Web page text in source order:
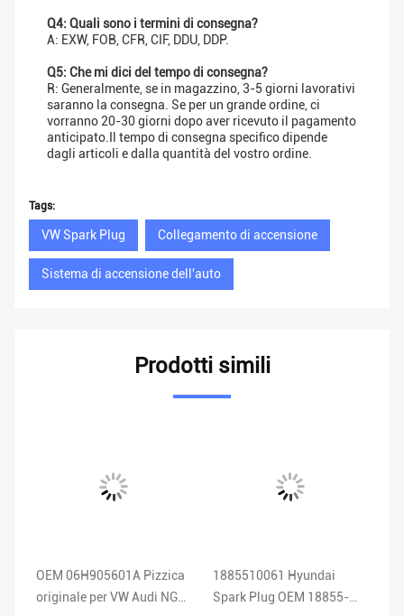
Q4: Quali sono i termini di consegna?
A: EXW, FOB, CFR, CIF, DDU, DDP.
Q5: Che mi dici del tempo di consegna?
R: Generalmente, se in magazzino, 3-5 giorni lavorativi
saranno la consegna. Se per un grande ordine, ci
vorranno 20-30 giorni dopo aver ricevuto il pagamento
anticipato.Il tempo di consegna specifico dipende
dagli articoli e dalla quantità del vostro ordine.
Tags:
VW Spark Plug Collegamento di accensione
Sistema di accensione dell'auto
Prodotti simili
OEM 06H905601A Pizzica
originale per VW Audi NGK
1885510061 Hyundai
Spark Plug OEM 18855-